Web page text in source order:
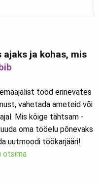
ja kohas, mis
tööd erinevates
vahetada ameteid või
Mis kõige tähtsam -
oma tööelu põnevaks
uutmoodi töökarjääri!
otsima